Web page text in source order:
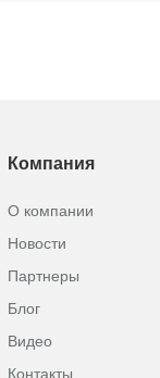
Компания
О компании
Новости
Партнеры
Блог
Видео
Контакты